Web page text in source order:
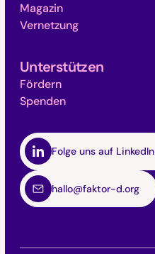
Folge uns auf LinkedIn
hallo@faktor-d.org
Magazin
Vernetzung
Unterstützen
Fördern
Spenden